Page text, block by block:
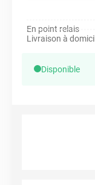
En point relais
Livraison à
Disponible